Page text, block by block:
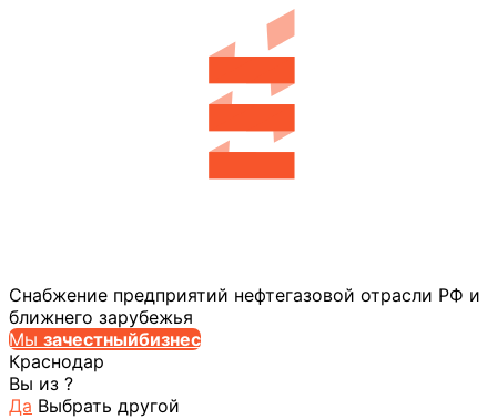
Снабжение предприятий нефтегазовой отрасли РФ и
ближнего зарубежья
Мы зачестныйбизнес
Краснодар
Вы из ?
Да Выбрать другой